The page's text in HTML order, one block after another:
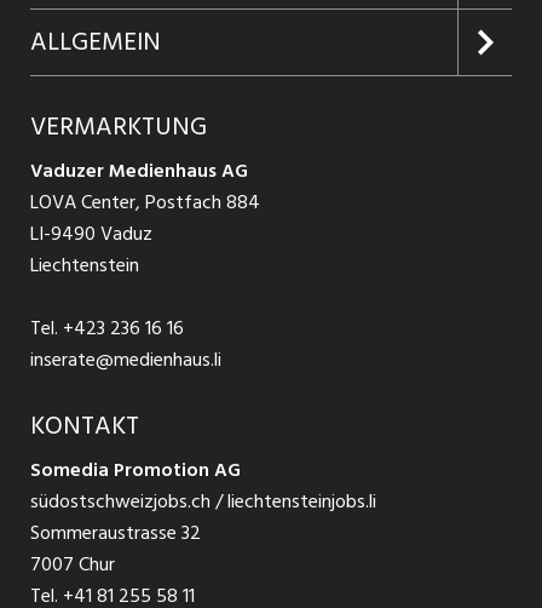
Firmen entdecken
Jobs in Graubünden
Jobs in St. Gallen
Jobs in Glarus
Jobs in der Südostschweiz
Temporär Jobs
Teilzeit Jobs
Praktikum
Inserieren
Produkte
Schnittstelle
Glossar
Ratgeber Bewerbung / Rekrutierung
ALLGEMEIN
AGB
Datenschutzbestimmungen
Nutzungsbedingungen
Impressum
VERMARKTUNG
Vaduzer Medienhaus AG
LOVA Center, Postfach 884
LI-9490 Vaduz
Liechtenstein
Tel. +423 236 16 16
inserate@medienhaus.li
KONTAKT
Somedia Promotion AG
südostschweizjobs.ch / liechtensteinjobs.li
Sommeraustrasse 32
7007 Chur
Tel. +41 81 255 58 11